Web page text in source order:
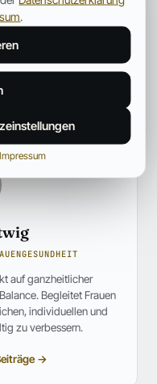
auf ganzheitlicher
Begleitet Frauen
individuellen und
zu verbessern.
→
Impressum